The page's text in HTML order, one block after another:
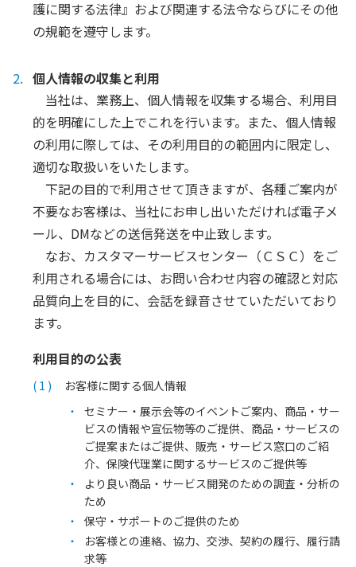
護に関する法律』および関連する法令ならびにその他
の規範を遵守します。
個人情報の収集と利用
当社は、業務上、個人情報を収集する場合、利用目
的を明確にした上でこれを行います。また、個人情報
の利用に際しては、その利用目的の範囲内に限定し、
適切な取扱いをいたします。
下記の目的で利用させて頂きますが、各種ご案内が
不要なお客様は、当社にお申し出いただければ電子メ
ール、DMなどの送信発送を中止致します。
なお、カスタマーサービスセンター（ＣＳＣ）をご
利用される場合には、お問い合わせ内容の確認と対応
品質向上を目的に、会話を録音させていただいており
ます。
利用目的の公表
お客様に関する個人情報
セミナー・展示会等のイベントご案内、商品・サー
ビスの情報や宣伝物等のご提供、商品・サービスの
ご提案またはご提供、販売・サービス窓口のご紹
介、保険代理業に関するサービスのご提供等
より良い商品・サービス開発のための調査・分析の
ため
保守・サポートのご提供のため
お客様との連絡、協力、交渉、契約の履行、履行請
求等